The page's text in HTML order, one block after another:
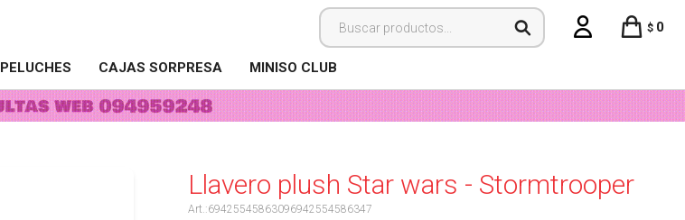
PELUCHES CAJAS SORPRESA MINISO CLUB
$ 0
Llavero plush Star wars - Stormtrooper
69425545863096942554586347